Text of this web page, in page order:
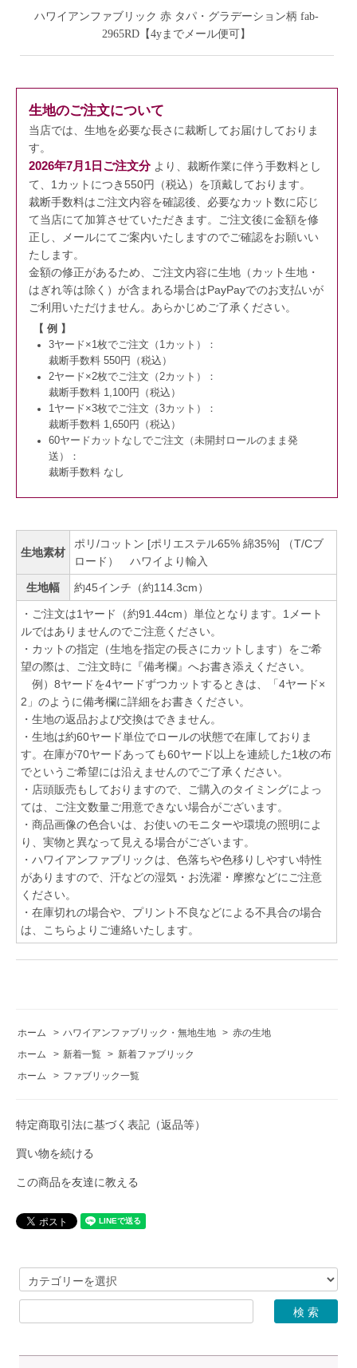
ハワイアンファブリック 赤 タパ・グラデーション柄 fab-
2965RD【4yまでメール便可】
生地のご注文について
当店では、生地を必要な長さに裁断してお届けしておりま
す。
2026年7月1日ご注文分より、裁断作業に伴う手数料とし
て、1カットにつき550円（税込）を頂戴しております。
裁断手数料はご注文内容を確認後、必要なカット数に応じ
て当店にて加算させていただきます。
ご注文後に金額を修
正し、メールにてご案内いたしますのでご確認をお願いい
たします。
金額の修正があるため、ご注文内容に生地（カット生地・
はぎれ等は除く）が含まれる場合はPayPayでのお支払いが
ご利用いただけません。 あらかじめご了承ください。
【 例 】
3ヤード×1枚でご注文（1カット）：
裁断手数料 550円（税込）
2ヤード×2枚でご注文（2カット）：
裁断手数料 1,100円（税込）
1ヤード×3枚でご注文（3カット）：
裁断手数料 1,650円（税込）
60ヤードカットなしでご注文（未開封ロールのまま発
送）：
裁断手数料 なし
生地素材
ポリ/コットン [ポリエステル65% 綿35%] （T/Cブ
ロード） ハワイより輸入
生地幅 約45インチ（約114.3cm）
・ご注文は1ヤード（約91.44cm）単位となります。1メート
ルではありませんのでご注意ください。
・カットの指定（生地を指定の長さにカットします）をご希
望の際は、ご注文時に『備考欄』へお書き添えください。
例）8ヤードを4ヤードずつカットするときは、「4ヤード×
2」のように備考欄に詳細をお書きください。
・生地の返品および交換はできません。
・生地は約60ヤード単位でロールの状態で在庫しておりま
す。在庫が70ヤードあっても60ヤード以上を連続した1枚の布
でというご希望には沿えませんのでご了承ください。
・店頭販売もしておりますので、ご購入のタイミングによっ
ては、ご注文数量ご用意できない場合がございます。
・商品画像の色合いは、お使いのモニターや環境の照明によ
り、実物と異なって見える場合がございます。
・ハワイアンファブリックは、色落ちや色移りしやすい特性
がありますので、汗などの湿気・お洗濯・摩擦などにご注意
ください。
・在庫切れの場合や、プリント不良などによる不具合の場合
は、こちらよりご連絡いたします。
ホーム > ハワイアンファブリック・無地生地 > 赤の生地
ホーム
> 新着一覧 > 新着ファブリック
ホーム
> ファブリック一覧
特定商取引法に基づく表記（返品等）
買い物を続ける
この商品を友達に教える